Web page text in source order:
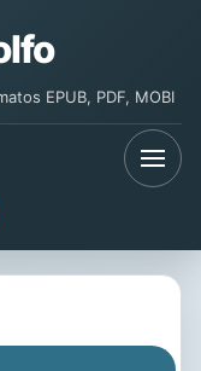
EPUB, PDF, MOBI